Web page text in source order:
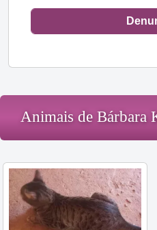
Animais de Bárbara